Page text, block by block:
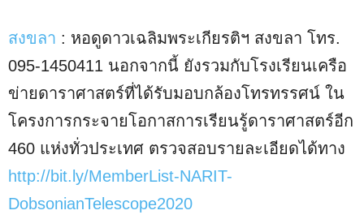
สงขลา : หอดูดาวเฉลิมพระเกียรติฯ สงขลา โทร.
095-1450411 นอกจากนี้ ยังรวมกับโรงเรียนเครือ
ข่ายดาราศาสตร์ที่ได้รับมอบกล้องโทรทรรศน์ ใน
โครงการกระจายโอกาสการเรียนรู้ดาราศาสตร์อีก
460 แห่งทั่วประเทศ ตรวจสอบรายละเอียดได้ทาง
http://bit.ly/MemberList-NARIT-
DobsonianTelescope2020